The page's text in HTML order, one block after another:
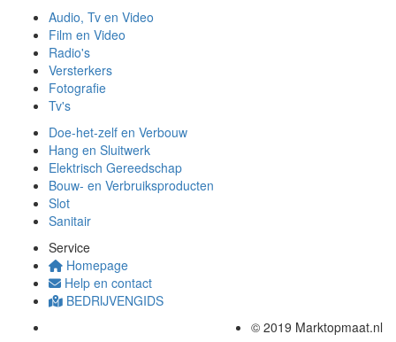
Audio, Tv en Video
Film en Video
Radio's
Versterkers
Fotografie
Tv's
Doe-het-zelf en Verbouw
Hang en Sluitwerk
Elektrisch Gereedschap
Bouw- en Verbruiksproducten
Slot
Sanitair
Service
Homepage
Help en contact
BEDRIJVENGIDS
© 2019 Marktopmaat.nl